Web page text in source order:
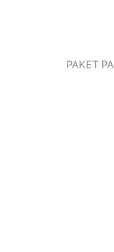
PAKET